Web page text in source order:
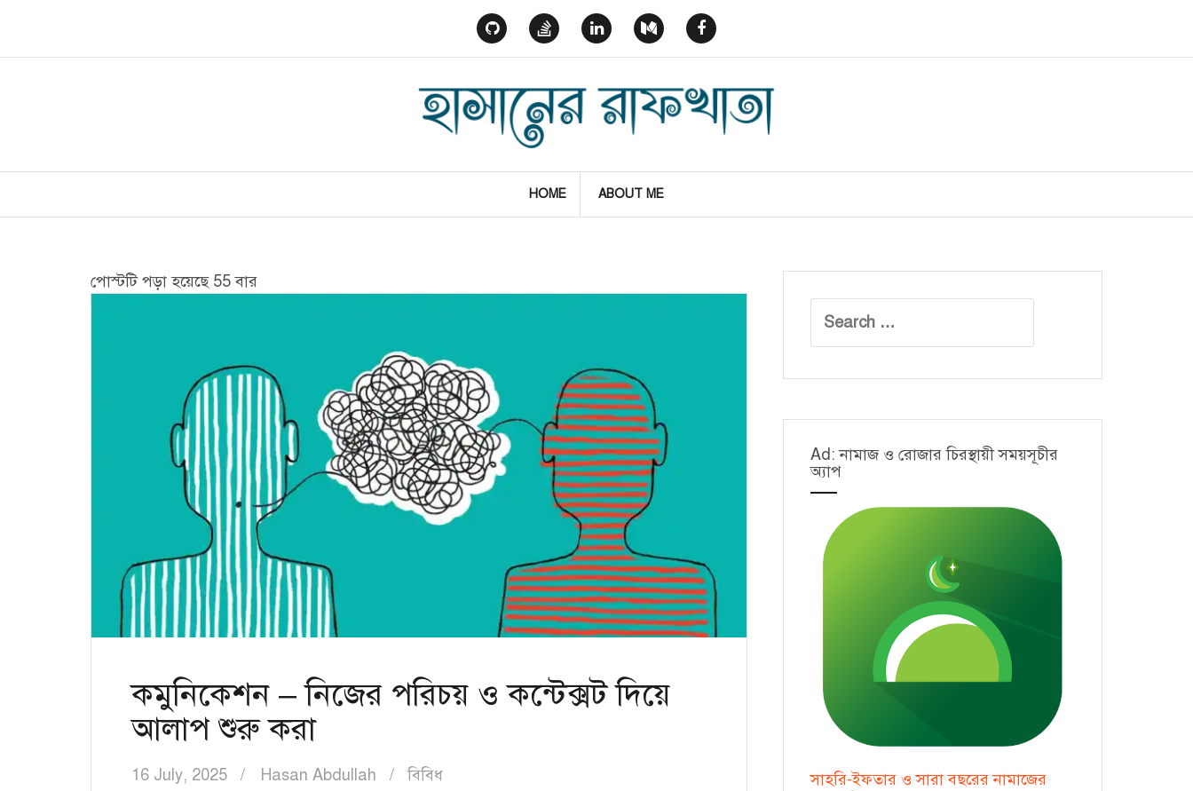
content
HOME ABOUT ME
পোস্টটি পড়া হয়েছে 55 বার
কমুনিকেশন – নিজের পরিচয় ও কন্টেক্সট দিয়ে
আলাপ শুরু করা
16 July, 2025 Hasan Abdullah বিবিধ
for:
Ad: নামাজ ও রোজার চিরস্থায়ী সময়সূচীর
অ্যাপ
সাহরি-ইফতার ও সারা বছরের নামাজের